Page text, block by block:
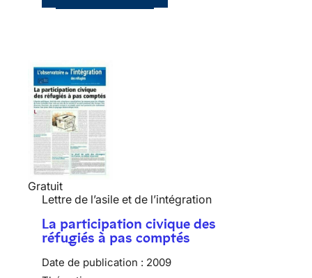
Gratuit
Lettre de l’asile et de l’intégration
La participation civique des
réfugiés à pas comptés
Date de publication : 2009